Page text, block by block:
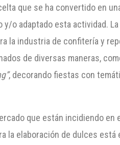
que se ha convertido en
y/o adaptado esta actividad.
la industria de confitería y
de diversas maneras,
, decorando fiestas con
que están incidiendo
la elaboración de dulces